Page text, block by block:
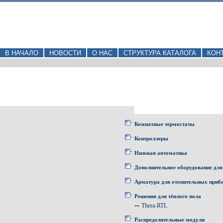
В НАЧАЛО НОВОСТИ О НАС СТРУКТУРА КАТАЛОГА
Комнатные термостаты
Контроллеры
Низовая автоматика
Дополнительное оборудование
Арматура для отопительных
Решения для тёплого пола
-- Thera-RTL
Распределительные модули